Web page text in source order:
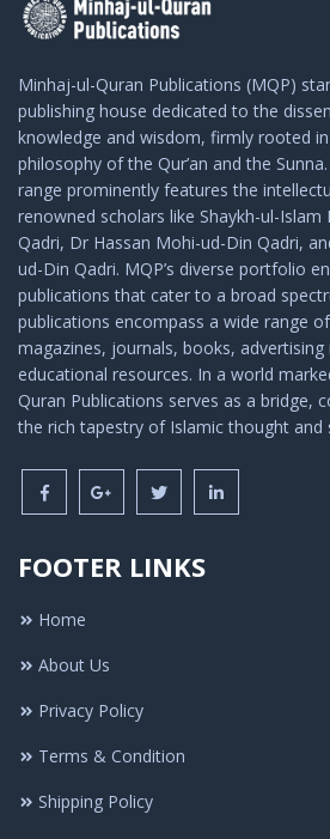
Minhaj-ul-Quran Publications (MQP)
publishing house dedicated to the
knowledge and wisdom, firmly rooted
philosophy of the Qur’an and the
range prominently features the
renowned scholars like Shaykh-ul-
Qadri, Dr Hassan Mohi-ud-Din Qadri,
ud-Din Qadri. MQP’s diverse portfolio
publications that cater to a broad
publications encompass a wide range
magazines, journals, books, advertising
educational resources. In a world
Quran Publications serves as a bridge,
the rich tapestry of Islamic thought and
FOOTER LINKS
Home
About Us
Privacy Policy
Terms & Condition
Shipping Policy